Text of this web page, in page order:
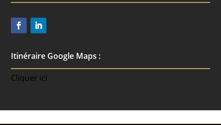
Itinéraire Google Maps :
Cliquer ici